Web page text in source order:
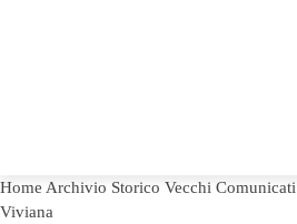
Home Archivio Storico Vecchi Comunicati
Viviana